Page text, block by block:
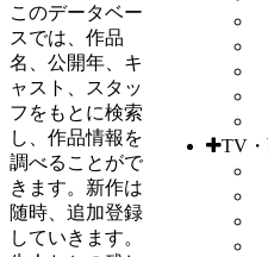
TV
このデータベー
スでは、作品
名、公開年、キ
ャスト、スタッ
フをもとに検索
し、作品情報を
調べることがで
きます。新作は
随時、追加登録
していきます。